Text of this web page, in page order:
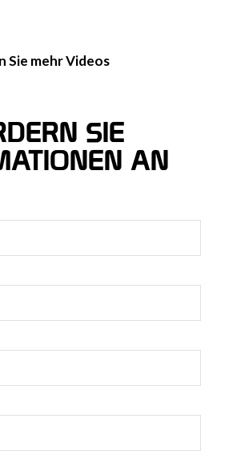
Sie mehr Videos
SIE
AN